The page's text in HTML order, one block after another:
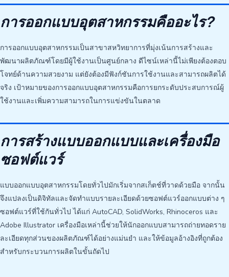
การออกแบบอุตสาหกรรมคืออะไร?
การออกแบบอุตสาหกรรมเป็นสาขาสหวิทยาการที่มุ่งเน้นการสร้างและ
พัฒนาผลิตภัณฑ์โดยมีผู้ใช้งานเป็นศูนย์กลาง ดีไซน์เหล่านี้ไม่เพียงต้องตอบ
โจทย์ด้านความสวยงาม แต่ยังต้องมีฟังก์ชันการใช้งานและสามารถผลิตได้
จริง เป้าหมายของการออกแบบอุตสาหกรรมคือการยกระดับประสบการณ์ผู้
ใช้งานและเพิ่มความสามารถในการแข่งขันในตลาด
การสร้างแบบออกแบบและเครื่องมือ
ซอฟต์แวร์
แบบออกแบบอุตสาหกรรมโดยทั่วไปมักเริ่มจากสเก็ตช์ที่วาดด้วยมือ จากนั้น
จึงแปลงเป็นดิจิทัลและจัดทำแบบรายละเอียดด้วยซอฟต์แวร์ออกแบบต่าง ๆ
ซอฟต์แวร์ที่ใช้กันทั่วไป ได้แก่ AutoCAD, SolidWorks, Rhinoceros และ
Adobe Illustrator เครื่องมือเหล่านี้ช่วยให้นักออกแบบสามารถถ่ายทอดราย
ละเอียดทุกส่วนของผลิตภัณฑ์ได้อย่างแม่นยำ และให้ข้อมูลอ้างอิงที่ถูกต้อง
สำหรับกระบวนการผลิตในขั้นถัดไป